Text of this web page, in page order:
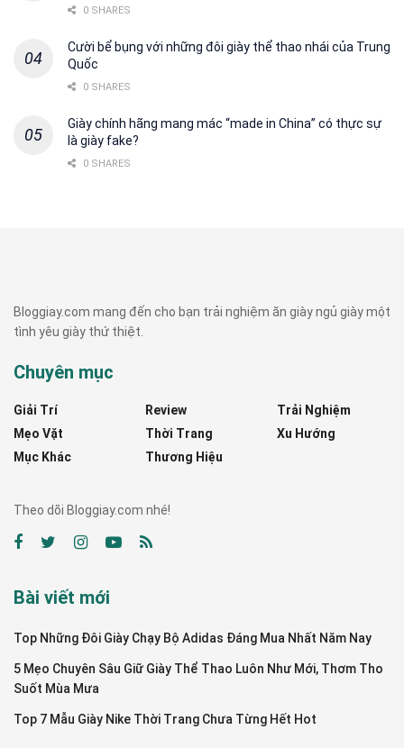
0 SHARES
Cười bể bụng với những đôi giày thể thao nhái của Trung
Quốc
0 SHARES
Giày chính hãng mang mác “made in China” có thực sự
là giày fake?
0 SHARES
Bloggiay.com mang đến cho bạn trải nghiệm ăn giày ngủ giày một
tình yêu giày thứ thiệt.
Chuyên mục
Giải Trí
Mẹo Vặt
Mục Khác
Review
Thời Trang
Thương Hiệu
Trải Nghiệm
Xu Hướng
Theo dõi Bloggiay.com nhé!
Bài viết mới
Top Những Đôi Giày Chạy Bộ Adidas Đáng Mua Nhất Năm Nay
5 Mẹo Chuyên Sâu Giữ Giày Thể Thao Luôn Như Mới, Thơm Tho
Suốt Mùa Mưa
Top 7 Mẫu Giày Nike Thời Trang Chưa Từng Hết Hot